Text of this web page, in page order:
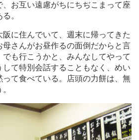
お互い遠慮がちにちぢこまって座
。
に住んでいて、週末に帰ってきた
さんがお昼作るの面倒だからと言
でも行こうかと、みんなしてやって
して特別会話することもなく、めい
て食べている。店頭の力餅は、無